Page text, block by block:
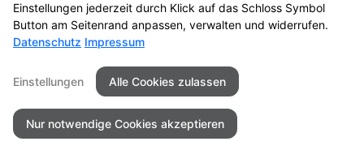
Kontakt Impressum
Datenschutz
Barrierefreiheit
© 2026 Hofgarten Apotheke
Einstellungen jederzeit durch Klick auf das Schloss Symbol
Button am Seitenrand anpassen, verwalten und widerrufen.
Datenschutz Impressum
Einstellungen Alle Cookies zulassen
Nur notwendige Cookies akzeptieren